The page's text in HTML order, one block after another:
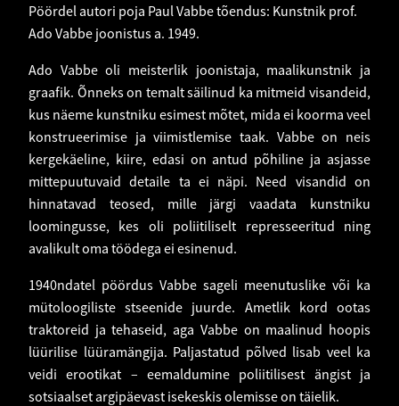
Pöördel autori poja Paul Vabbe tõendus: Kunstnik prof.
Ado Vabbe joonistus a. 1949.
Ado Vabbe oli meisterlik joonistaja, maalikunstnik ja
graafik. Õnneks on temalt säilinud ka mitmeid visandeid,
kus näeme kunstniku esimest mõtet, mida ei koorma veel
konstrueerimise ja viimistlemise taak. Vabbe on neis
kergekäeline, kiire, edasi on antud põhiline ja asjasse
mittepuutuvaid detaile ta ei näpi. Need visandid on
hinnatavad teosed, mille järgi vaadata kunstniku
loomingusse, kes oli poliitiliselt represseeritud ning
avalikult oma töödega ei esinenud.
1940ndatel pöördus Vabbe sageli meenutuslike või ka
mütoloogiliste stseenide juurde. Ametlik kord ootas
traktoreid ja tehaseid, aga Vabbe on maalinud hoopis
lüürilise lüüramängija. Paljastatud põlved lisab veel ka
veidi erootikat – eemaldumine poliitilisest ängist ja
sotsiaalset argipäevast isekeskis olemisse on täielik.